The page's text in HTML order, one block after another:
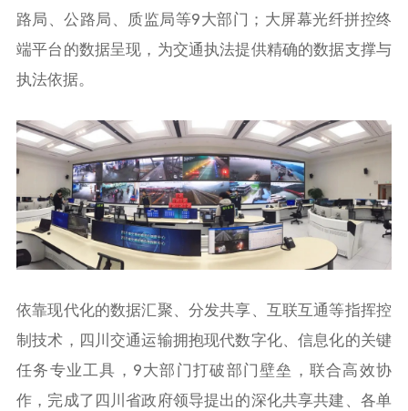
路局、公路局、质监局等9大部门；大屏幕光纤拼控终
端平台的数据呈现，为交通执法提供精确的数据支撑与
执法依据。
依靠现代化的数据汇聚、分发共享、互联互通等指挥控
制技术，四川交通运输拥抱现代数字化、信息化的关键
任务专业工具，9大部门打破部门壁垒，联合高效协
作，完成了四川省政府领导提出的深化共享共建、各单